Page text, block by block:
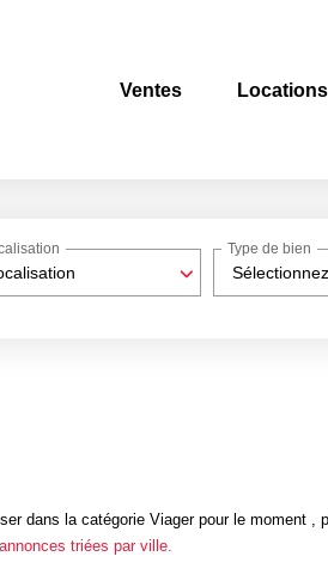
Ventes Locations
Type de bien
dans la catégorie Viager pour le moment ,
triées par ville.